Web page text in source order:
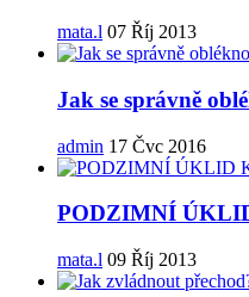
mata.l 07 Říj 2013
Jak se správně
admin 17 Čvc 2016
PODZIMNÍ
mata.l 09 Říj 2013